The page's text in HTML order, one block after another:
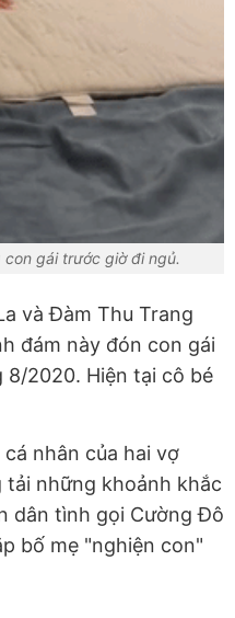
gái trước giờ đi ngủ.
và Đàm Thu Trang
đám này đón con gái
8/2020. Hiện tại cô bé
nhân của hai vợ
những khoảnh khắc
dân tình gọi Cường Đô
bố mẹ "nghiện con"